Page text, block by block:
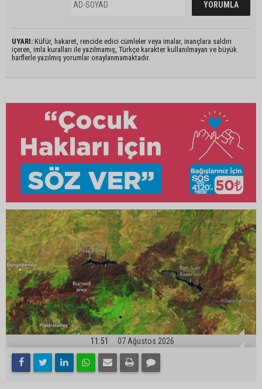
UYARI: Küfür, hakaret, rencide edici cümleler veya imalar, inançlara saldırı
içeren, imla kuralları ile yazılmamış, Türkçe karakter kullanılmayan ve büyük
harflerle yazılmış yorumlar onaylanmamaktadır.
11:51 07 Ağustos 2026